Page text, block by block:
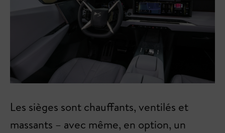
Les sièges sont chauffants, ventilés et
massants – avec même, en option, un